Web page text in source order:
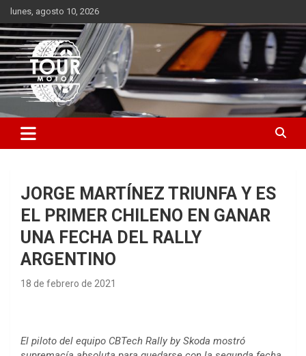
Saltar
al
contenido
lunes, agosto 10, 2026
Tour Motor
Plataforma de contenido audiovisual para el sector automotriz
JORGE MARTÍNEZ TRIUNFA Y ES
EL PRIMER CHILENO EN GANAR
UNA FECHA DEL RALLY
ARGENTINO
18 de febrero de 2021
El piloto del equipo CBTech Rally by Skoda mostró